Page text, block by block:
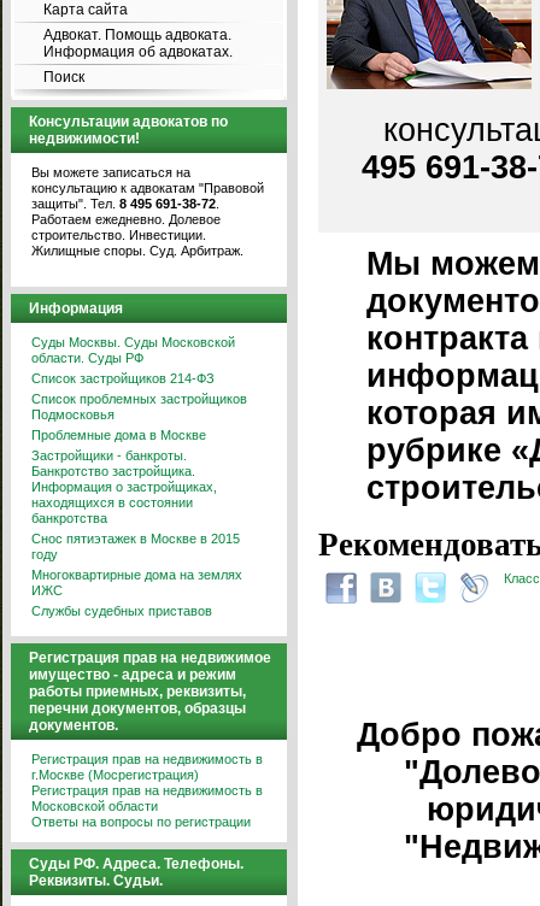
Карта сайта
Адвокат. Помощь адвоката.
Информация об адвокатах.
Поиск
Консультации адвокатов по
недвижимости!
Вы можете записаться на
консультацию к адвокатам "Правовой
защиты". Тел. 8 495 691-38-72
Работаем ежедневно. Долевое
строительство. Инвестиции.
Жилищные споры. Суд. Арбитраж.
Информация
Суды Москвы. Суды Московской
области. Суды РФ
Список застройщиков 214-ФЗ
Список проблемных застройщиков
Подмосковья
Проблемные дома в Москве
Застройщики - банкроты.
Банкротство застройщика.
Информация о застройщиках,
находящихся в состоянии
банкротства
Снос пятиэтажек в Москве в 2015
году
Многоквартирные дома на землях
ИЖС
Службы судебных приставов
Регистрация прав на недвижимое
имущество - адреса и режим
работы приемных, реквизиты,
перечни документов, образцы
документов.
Регистрация прав на недвижимость в
г.Москве (Мосрегистрация)
Регистрация прав на недвижимость в
Московской области
Ответы на вопросы по регистрации
Суды РФ. Адреса. Телефоны.
Реквизиты. Судьи.
495 691-
Мы можем
которая
рубрике
Добро